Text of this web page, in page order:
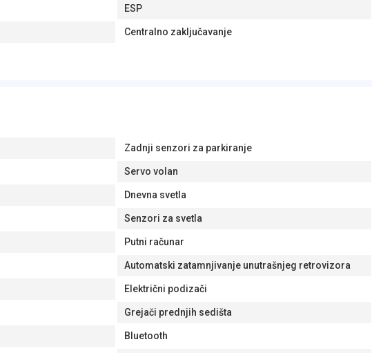
ESP
Centralno zaključavanje
Zadnji senzori za parkiranje
Servo volan
Dnevna svetla
Senzori za svetla
Putni računar
Automatski zatamnjivanje unutrašnjeg retrovizora
Električni podizači
Grejači prednjih sedišta
Bluetooth